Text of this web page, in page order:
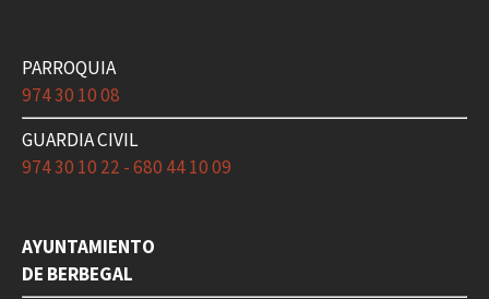
PARROQUIA
974 30 10 08
GUARDIA CIVIL
974 30 10 22 - 680 44 10 09
AYUNTAMIENTO
DE BERBEGAL